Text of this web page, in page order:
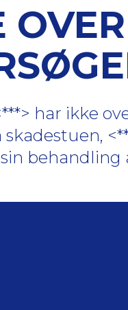
har ikke
skadestuen,
behandling